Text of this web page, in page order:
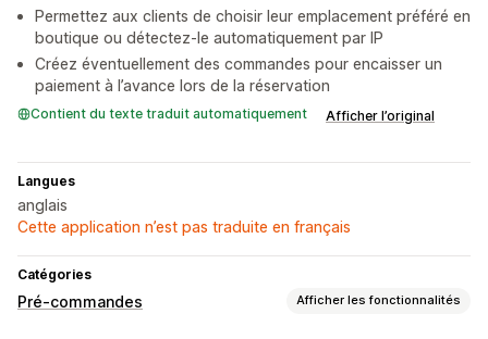
Permettez aux clients de choisir leur emplacement préféré en
boutique ou détectez-le automatiquement par IP
Créez éventuellement des commandes pour encaisser un
paiement à l’avance lors de la réservation
Contient du texte traduit automatiquement Afficher l’original
Langues
anglais
Cette application n’est pas traduite en français
Catégories
Pré-commandes Afficher les fonctionnalités